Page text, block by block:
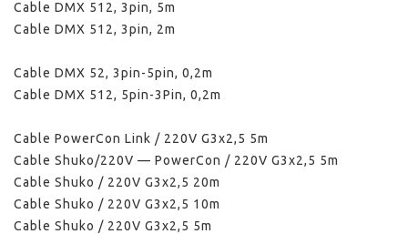
Cable DMX 512, 3pin, 5m
Cable DMX 512, 3pin, 2m
Cable DMX 52, 3pin-5pin, 0,2m
Cable DMX 512, 5pin-3Pin, 0,2m
Cable PowerCon Link / 220V G3x2,5 5m
Cable Shuko/220V — PowerCon / 220V G3x2,5 5m
Cable Shuko / 220V G3x2,5 20m
Cable Shuko / 220V G3x2,5 10m
Cable Shuko / 220V G3x2,5 5m